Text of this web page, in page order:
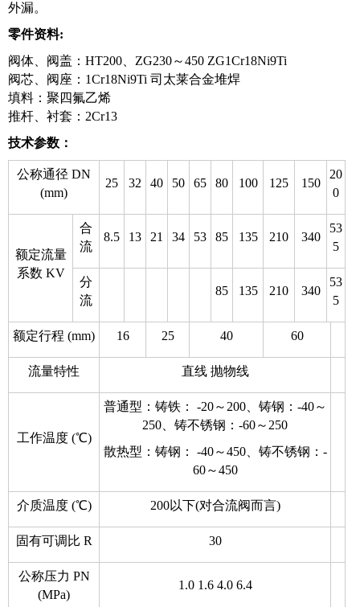
外漏。
零件资料:
阀体、阀盖：HT200、ZG230～450 ZG1Cr18Ni9Ti
阀芯、阀座：1Cr18Ni9Ti 司太莱合金堆焊
填料：聚四氟乙烯
推杆、衬套：2Cr13
技术参数：
公称通径 DN
(mm)
25 32 40 50 65 80 100 125 150
20
0
额定流量
系数 KV
合
流
8.5 13 21 34 53 85 135 210 340
53
5
分
流
85 135 210 340
53
5
额定行程 (mm) 16 25 40 60
流量特性 直线 抛物线
工作温度 (℃)
普通型：铸铁： -20～200、铸钢：-40～
250、铸不锈钢：-60～250
散热型：铸钢： -40～450、铸不锈钢：-
60～450
介质温度 (℃) 200以下(对合流阀而言)
固有可调比 R 30
公称压力 PN
(MPa)
1.0 1.6 4.0 6.4